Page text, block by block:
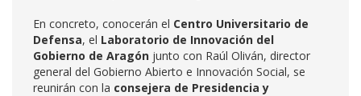
En concreto, conocerán el Centro Universitario de
Defensa, el Laboratorio de Innovación del
Gobierno de Aragón junto con Raúl Oliván, director
general del Gobierno Abierto e Innovación Social, se
reunirán con la consejera de Presidencia y